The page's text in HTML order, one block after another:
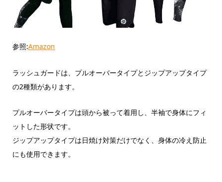
参照:Amazon
ラッシュガードは、プルオーバータイプとジップアップタイプ
の2種類があります。
プルオーバータイプは頭から被って着用し、半袖で身体にフィ
ットした形状です。
ジップアップタイプは日焼け対策だけでなく、身体の冷え防止
にも使用できます。